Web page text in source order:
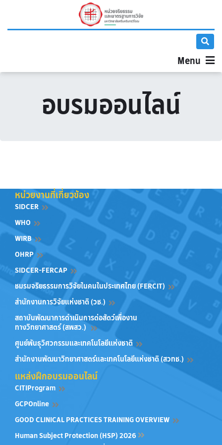
Menu
อบรมออนไลน์
หน่วยงานที่เกี่ยวข้อง
SIDCER
WHO
WIRB
OHRP
SIDCER-FERCAP
ชมรมจริยธรรมการวิจัยในคนในประเทศไทย (FERCIT)
สำนักงานการวิจัยแห่งชาติ (วช.)
สถาบันพัฒนาการดำเนินการต่อสัตว์เพื่องาน
ทางวิทยาศาสตร์ (สพสว.)
ศูนย์พันธุวิศวกรรมและเทคโนโลยีแห่งชาติ
สำนักงานพัฒนาวิทยาศาสตร์และเทคโนโลยีแห่งชาติ (สวทช.)
แหล่งฝึกอบรมออนไลน์
CITIProgram
GCPOnline
GOOD CLINICAL PRACTICES TRAINING OVERVIEW
Human Subject Protection (HSP) 2026